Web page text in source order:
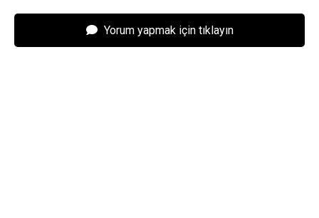
Yorum yapmak için tıklayın